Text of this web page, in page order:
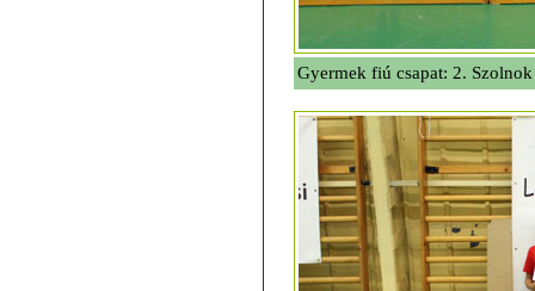
Gyermek fiú csapat: 2.